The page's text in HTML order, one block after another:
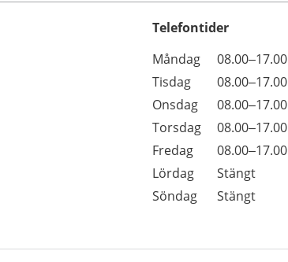
Telefontider
Dag
Öppettider
Kommentarer
Måndag
08.00–17.00
Tisdag
08.00–17.00
Onsdag
08.00–17.00
Torsdag
08.00–17.00
Fredag
08.00–17.00
Lördag
Stängt
Söndag
Stängt